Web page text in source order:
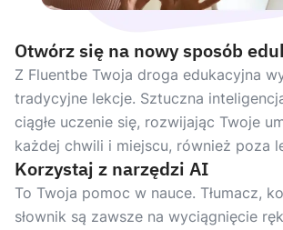
Otwórz się na nowy sposób
Z Fluentbe Twoja droga edukacyjna
tradycyjne lekcje. Sztuczna
ciągłe uczenie się, rozwijając Twoje
każdej chwili i miejscu, również poza
Korzystaj z narzędzi AI
To Twoja pomoc w nauce. Tłumacz,
słownik są zawsze na wyciągnięcie